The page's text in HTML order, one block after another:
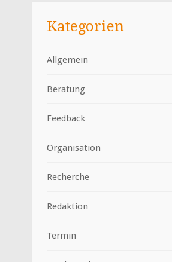
Kategorien
Allgemein
Beratung
Feedback
Organisation
Recherche
Redaktion
Termin